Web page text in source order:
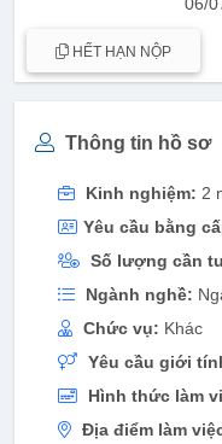
HẾT HẠN NỘP
Thông tin hồ sơ
Kinh nghiệm: 2
Yêu cầu bằng
Số lượng cần
Ngành nghề:
Chức vụ: Khác
Yêu cầu giới
Hình thức làm
Địa điểm làm